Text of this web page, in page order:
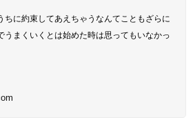
ちに約束してあえちゃうなんてこともざらに
うまくいくとは始めた時は思ってもいなかっ